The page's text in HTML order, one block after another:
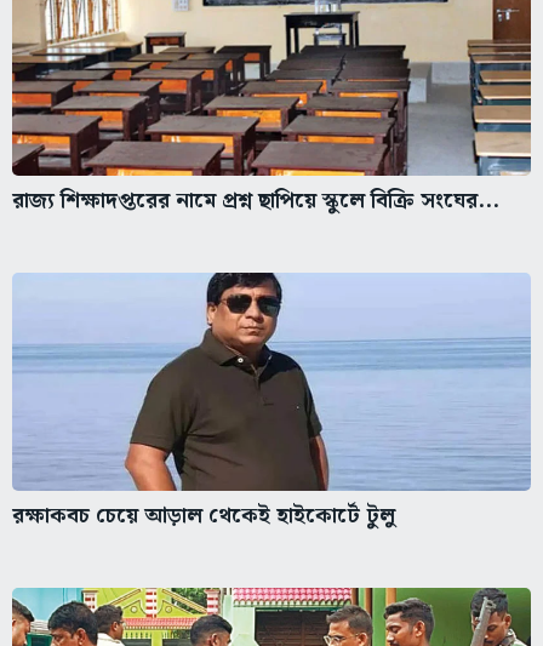
রাজ্য শিক্ষাদপ্তরের নামে প্রশ্ন ছাপিয়ে স্কুলে বিক্রি সংঘের...
রক্ষাকবচ চেয়ে আড়াল থেকেই হাইকোর্টে টুলু